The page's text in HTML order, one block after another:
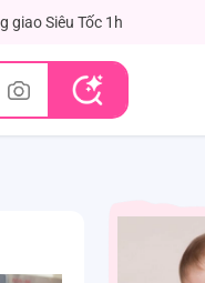
giao Siêu Tốc 1h